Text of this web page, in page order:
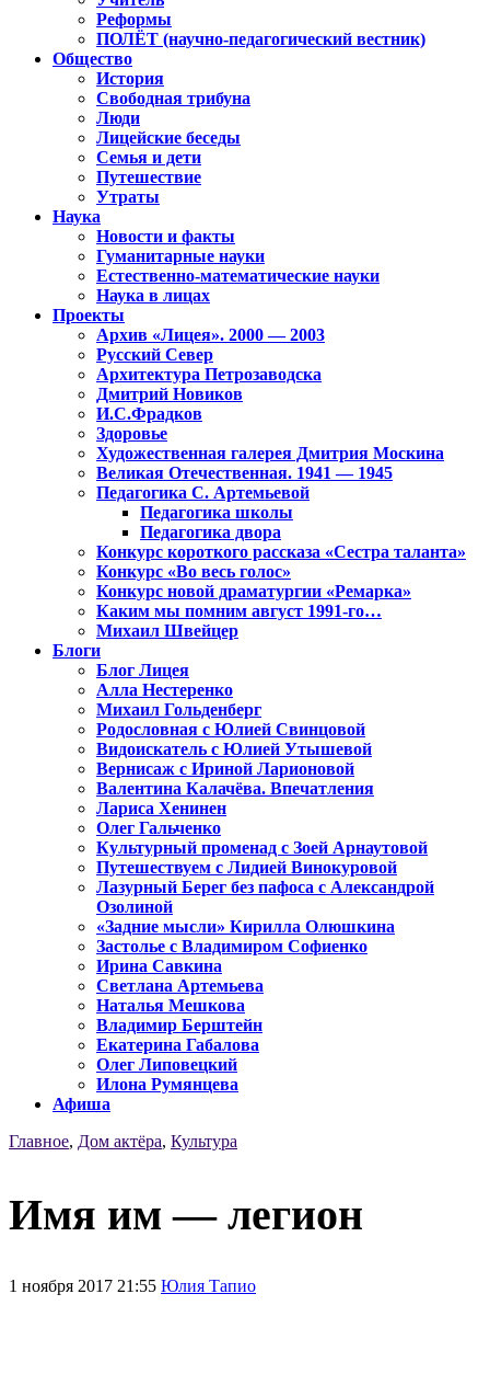
Реформы
ПОЛЁТ (научно-педагогический вестник)
Общество
История
Свободная трибуна
Люди
Лицейские беседы
Семья и дети
Путешествие
Утраты
Наука
Новости и факты
Гуманитарные науки
Естественно-математические науки
Наука в лицах
Проекты
Архив «Лицея». 2000 — 2003
Русский Север
Архитектура Петрозаводска
Дмитрий Новиков
И.С.Фрадков
Здоровье
Художественная галерея Дмитрия Москина
Великая Отечественная. 1941 — 1945
Педагогика С. Артемьевой
Педагогика школы
Педагогика двора
Конкурс короткого рассказа «Сестра таланта»
Конкурс «Во весь голос»
Конкурс новой драматургии «Ремарка»
Каким мы помним август 1991-го…
Михаил Швейцер
Блоги
Блог Лицея
Алла Нестеренко
Михаил Гольденберг
Родословная с Юлией Свинцовой
Видоискатель с Юлией Утышевой
Вернисаж с Ириной Ларионовой
Валентина Калачёва. Впечатления
Лариса Хенинен
Олег Гальченко
Культурный променад с Зоей Арнаутовой
Путешествуем с Лидией Винокуровой
Лазурный Берег без пафоса с Александрой
Озолиной
«Задние мысли» Кирилла Олюшкина
Застолье с Владимиром Софиенко
Ирина Савкина
Светлана Артемьева
Наталья Мешкова
Владимир Берштейн
Екатерина Габалова
Олег Липовецкий
Илона Румянцева
Афиша
Главное, Дом актёра, Культура
Имя им — легион
1 ноября 2017 21:55 Юлия Тапио